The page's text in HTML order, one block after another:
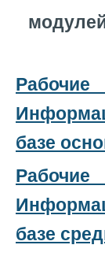
базе
базе